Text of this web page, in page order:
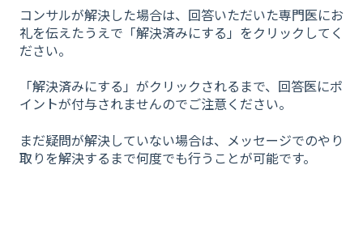
コンサルが解決した場合は、回答いただいた専門医にお
礼を伝えたうえで「解決済みにする」をクリックしてく
ださい。
「解決済みにする」がクリックされるまで、回答医にポ
イントが付与されませんのでご注意ください。
まだ疑問が解決していない場合は、メッセージでのやり
取りを解決するまで何度でも行うことが可能です。